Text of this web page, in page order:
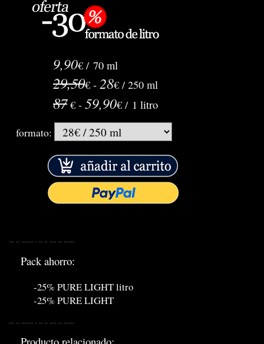
9,90€ / 70 ml
29,50€ - 28€ / 250 ml
87€ - 59,90€ / 1 litro
formato:
... .. ....... . .. .. .... .. ......
Pack ahorro:
-25% PURE LIGHT litro
-25% PURE LIGHT